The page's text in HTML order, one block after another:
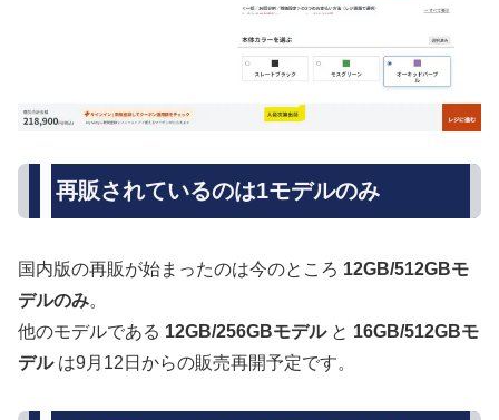
再販されているのは1モデルのみ
国内版の再販が始まったのは今のところ 12GB/512GBモ
デルのみ。
他のモデルである 12GB/256GBモデルと 16GB/512GBモ
デルは9月12日からの販売再開予定です。